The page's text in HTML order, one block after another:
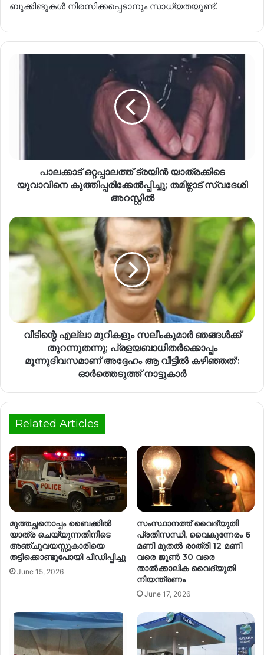
ബുക്കിങുകൾ നിരസിക്കപ്പെടാനും സാധ്യതയുണ്ട്.
പാലക്കാട്‌ ഒറ്റപ്പാലത്ത് ട്രയിൻ യാത്രക്കിടെ
യുവാവിനെ കുത്തിപ്പരിക്കേൽപ്പിച്ചു; തമിഴ്നാട് സ്വദേശി
അറസ്റ്റിൽ
വീടിന്റെ എല്ലാ മുറികളും സലീംകുമാർ ഞങ്ങൾക്ക്
തുറന്നുതന്നു; പ്രളയബാധിതർക്കൊപ്പം
മൂന്നുദിവസമാണ് അദ്ദേഹം ആ വീട്ടിൽ കഴിഞ്ഞത്':
ഓർത്തെടുത്ത് നാട്ടുകാർ
Related Articles
മുത്തച്ഛനൊപ്പം ബൈക്കിൽ
യാത്ര ചെയ്യുന്നതിനിടെ
അഞ്ചുവയസ്സുകാരിയെ
തട്ടിക്കൊണ്ടുപോയി പീഡിപ്പിച്ചു
June 15, 2026
സംസ്ഥാനത്ത് വൈദ്യുതി
പ്രതിസന്ധി, വൈകുന്നേരം 6
മണി മുതൽ രാത്രി 12 മണി
വരെ ജൂൺ 30 വരെ
താൽക്കാലിക വൈദ്യുതി
നിയന്ത്രണം
June 17, 2026